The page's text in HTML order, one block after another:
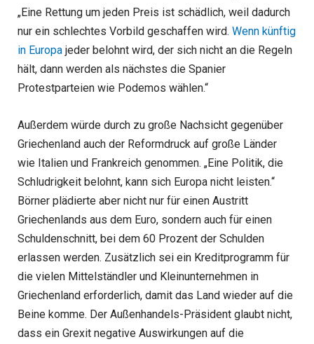
„Eine Rettung um jeden Preis ist schädlich, weil dadurch
nur ein schlechtes Vorbild geschaffen wird. Wenn künftig
in Europa jeder belohnt wird, der sich nicht an die Regeln
hält, dann werden als nächstes die Spanier
Protestparteien wie Podemos wählen.“
Außerdem würde durch zu große Nachsicht gegenüber
Griechenland auch der Reformdruck auf große Länder
wie Italien und Frankreich genommen. „Eine Politik, die
Schludrigkeit belohnt, kann sich Europa nicht leisten.“
Börner plädierte aber nicht nur für einen Austritt
Griechenlands aus dem Euro, sondern auch für einen
Schuldenschnitt, bei dem 60 Prozent der Schulden
erlassen werden. Zusätzlich sei ein Kreditprogramm für
die vielen Mittelständler und Kleinunternehmen in
Griechenland erforderlich, damit das Land wieder auf die
Beine komme. Der Außenhandels-Präsident glaubt nicht,
dass ein Grexit negative Auswirkungen auf die